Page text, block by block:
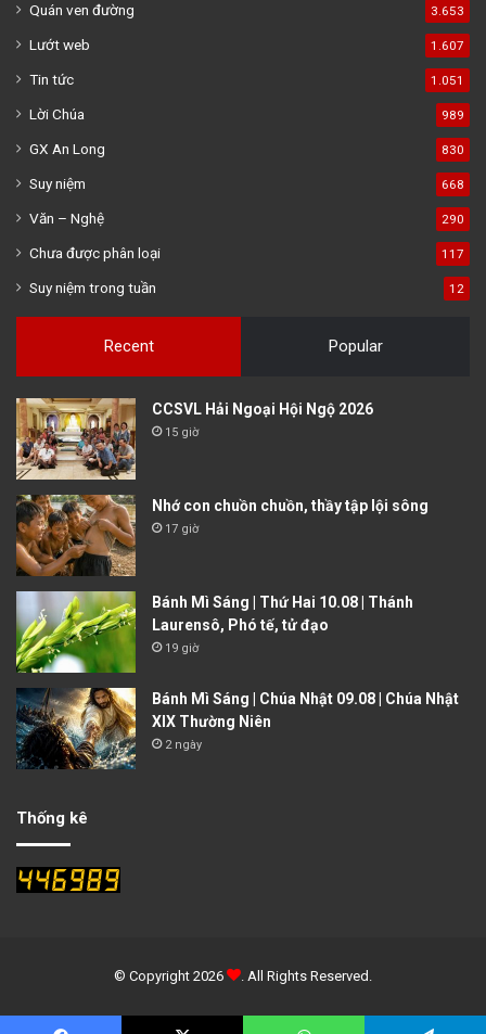
Quán ven đường 3.653
Lướt web 1.607
Tin tức 1.051
Lời Chúa 989
GX An Long 830
Suy niệm 668
Văn – Nghệ 290
Chưa được phân loại 117
Suy niệm trong tuần 12
Recent Popular
CCSVL Hải Ngoại Hội Ngộ 2026
15 giờ
Nhớ con chuồn chuồn, thầy tập lội sông
17 giờ
Bánh Mì Sáng | Thứ Hai 10.08 | Thánh
Laurensô, Phó tế, tử đạo
19 giờ
Bánh Mì Sáng | Chúa Nhật 09.08 | Chúa Nhật
XIX Thường Niên
2 ngày
Thống kê
© Copyright 2026 . All Rights Reserved.